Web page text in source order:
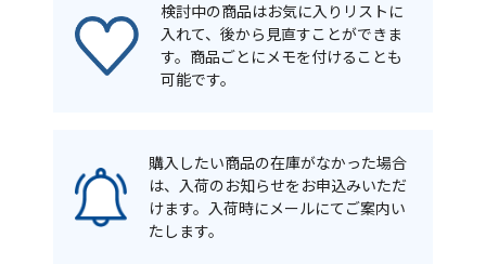
検討中の商品はお気に入りリストに
入れて、後から見直すことができま
す。商品ごとにメモを付けることも
可能です。
購入したい商品の在庫がなかった場合
は、入荷のお知らせをお申込みいただ
けます。入荷時にメールにてご案内い
たします。